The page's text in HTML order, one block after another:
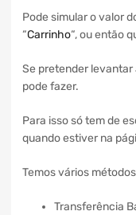
Pode simular o valor
“Carrinho“, ou então
Se pretender levantar
pode fazer.
Para isso só tem de
quando estiver na
Temos vários
Transferência